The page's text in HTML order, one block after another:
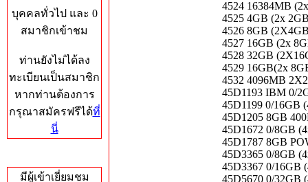
บุคคลทั่วไป และ 0
สมาชิกเข้าชม
ท่านยังไม่ได้ลง
ทะเบียนเป็นสมาชิก
หากท่านต้องการ
กรุณาสมัครฟรีได้ที่
นี่
มีผู้เข้าเยี่ยมชม
4524 16384MB
4525 4GB (2x
4526 8GB
4527 16GB (2x
4528 32GB
4529 16GB(2x
4532 4096MB
45D1193 IBM 0/
45D1199 0/16GB
45D1205 8GB
45D1672 0/8GB
45D1787 8GB
45D3365 0/8GB
45D3367 0/16GB
45D5670 0/32GB